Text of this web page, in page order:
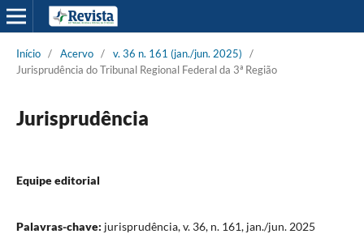
Início / Acervo / v. 36 n. 161 (jan./jun. 2025)
/
Jurisprudência do Tribunal Regional Federal da 3ª Região
Jurisprudência
Equipe editorial
Palavras-chave: jurisprudência, v. 36, n. 161, jan./jun. 2025